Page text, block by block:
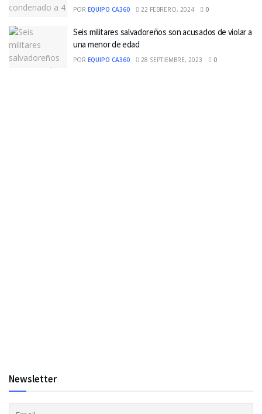
POR EQUIPO CA360 22 FEBRERO, 2024 0
Seis militares salvadoreños son acusados de violar a
una menor de edad
POR EQUIPO CA360 28 SEPTIEMBRE, 2023 0
Newsletter